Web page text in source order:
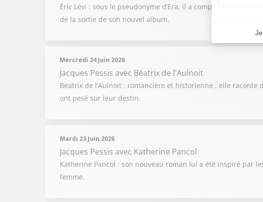
Éric Lévi : sous le pseudonyme d’Era, il a composé «
de la sortie de son nouvel album.
Mercredi 24 Juin 2026
Jacques Pessis avec Béatrix de l'Aulnoit
Beatrix de l’Aulnoit : romancière et historienne , elle
ont pesé sur leur destin.
Mardi 23 Juin 2026
Jacques Pessis avec Katherine Pancol
Katherine Pancol : son nouveau roman lui a été inspiré par
femme.